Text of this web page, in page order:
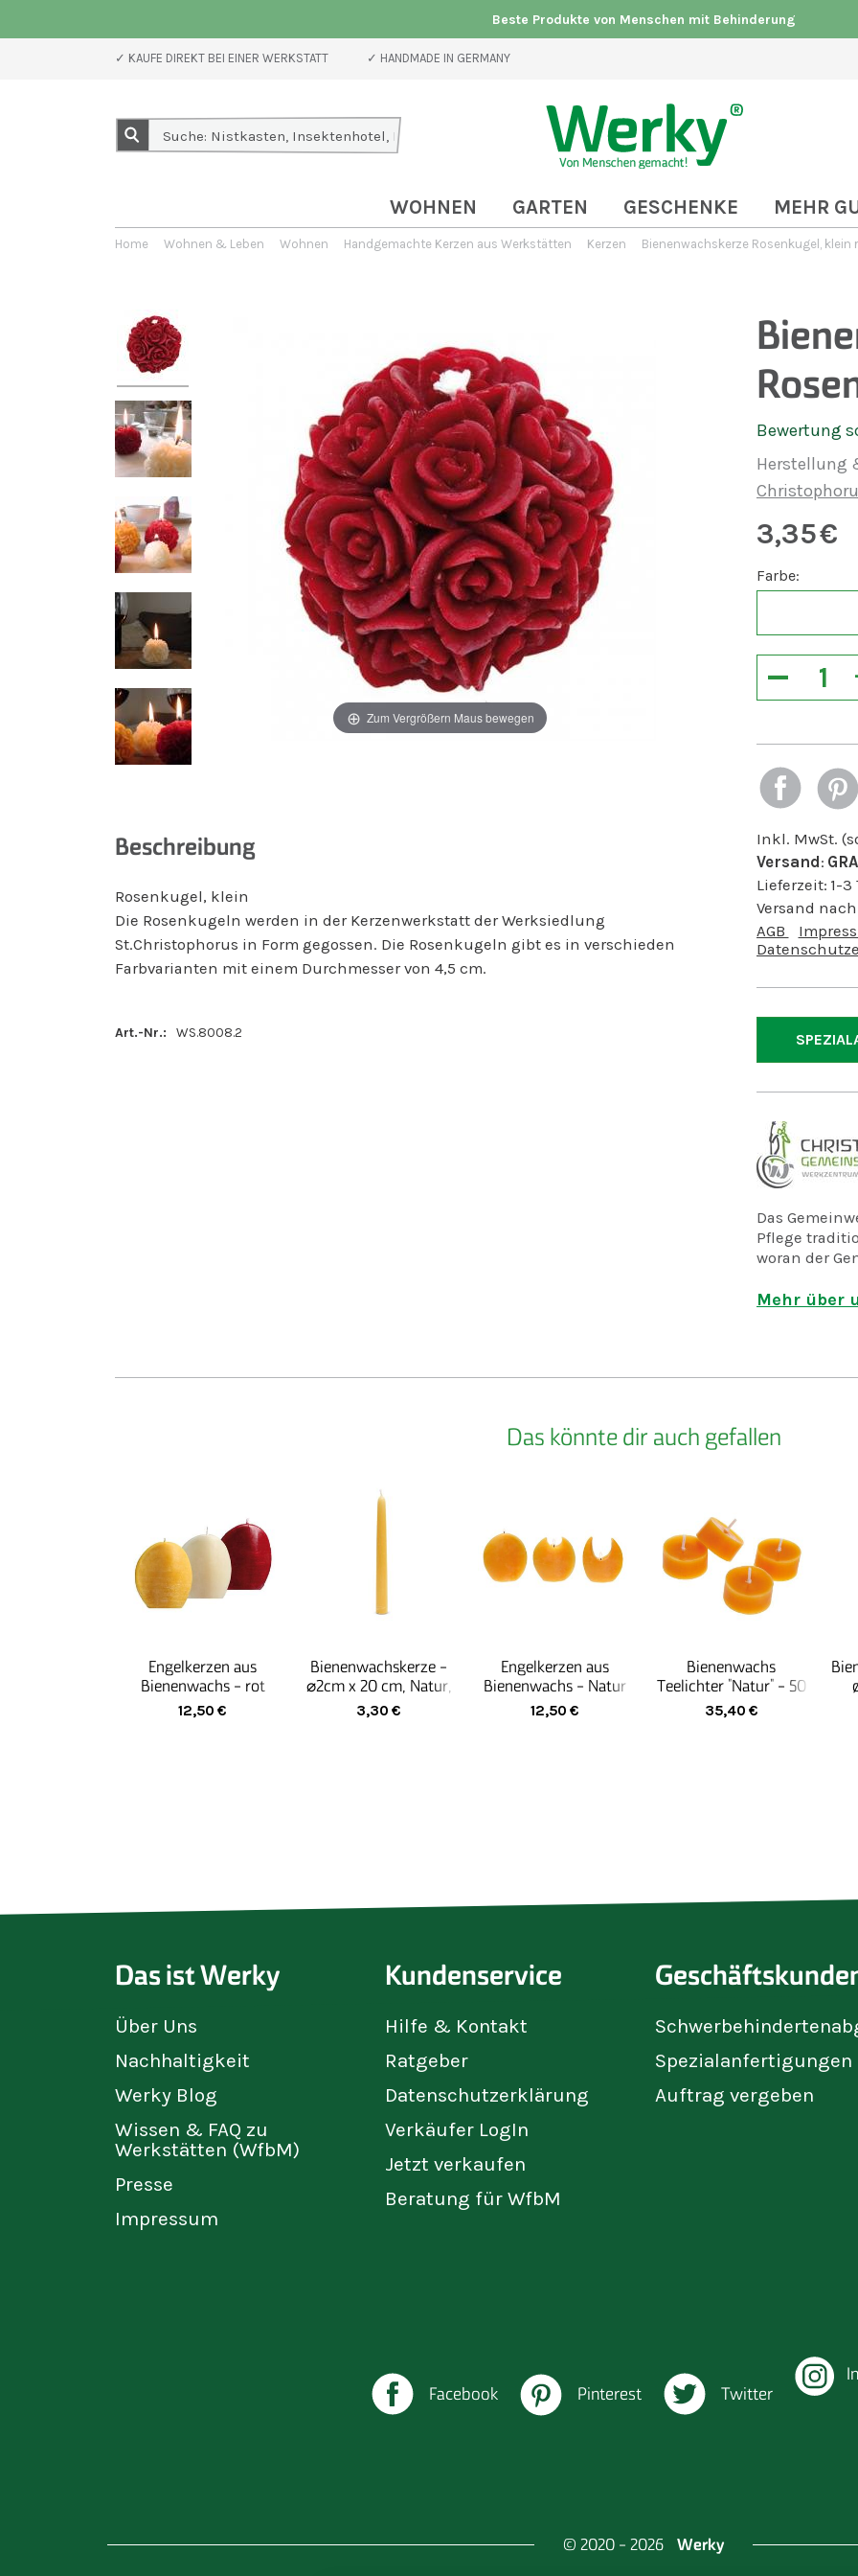
Beste Produkte von Menschen mit Behinderung
✓ KAUFE DIREKT BEI EINER WERKSTATT ✓ HANDMADE IN GERMANY
WOHNEN GARTEN GESCHENKE MEHR
Home Wohnen & Leben Wohnen Handgemachte Kerzen aus Werkstätten Kerzen Bienenwachskerze Rosenkugel, klein
Zum Vergrößern Maus bewegen
Beschreibung
Rosenkugel, klein
Die Rosenkugeln werden in der Kerzenwerkstatt der Werksiedlung
St.Christophorus in Form gegossen. Die Rosenkugeln gibt es in verschieden
Farbvarianten mit einem Durchmesser von 4,5 cm.
Art.-Nr.: WS.8008.2
Bewertung
Herstellung
3,35€
Farbe:
−
Inkl. MwSt.
Versand:
Lieferzeit: 1-3
Versand
AGB
Das
Pflege
woran der
ihre Stelle
auch sehr
Solche
erworben
Mehr über
Das könnte dir auch gefallen
Engelkerzen aus
Bienenwachs - rot
12,50 €
Bienenwachskerze -
⌀2cm x 20 cm, Natur,
handgezogen
3,30 €
Engelkerzen aus
Bienenwachs - Natur
12,50 €
Bienenwachs
Teelichter "Natur" - 50
Stück
35,40 €
Das ist Werky
Über Uns
Nachhaltigkeit
Werky Blog
Wissen & FAQ zu
Werkstätten (WfbM)
Presse
Impressum
Kundenservice
Hilfe & Kontakt
Ratgeber
Datenschutzerklärung
Verkäufer LogIn
Jetzt verkaufen
Beratung für WfbM
Spezialanfertigungen
Auftrag vergeben
Facebook Pinterest Twitter
© 2020 - 2026 Werky